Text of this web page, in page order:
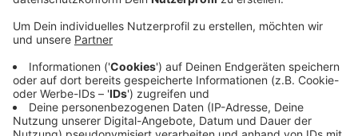
Danach flüchteten sie aus dem Geschäft.
Die Kriminalpolizei hat die Ermittlungen
Hinweise zu den Tätern oder deren Fluchtrichtung
geben können.
Die Männer waren dunkel gekleidet. Einer der